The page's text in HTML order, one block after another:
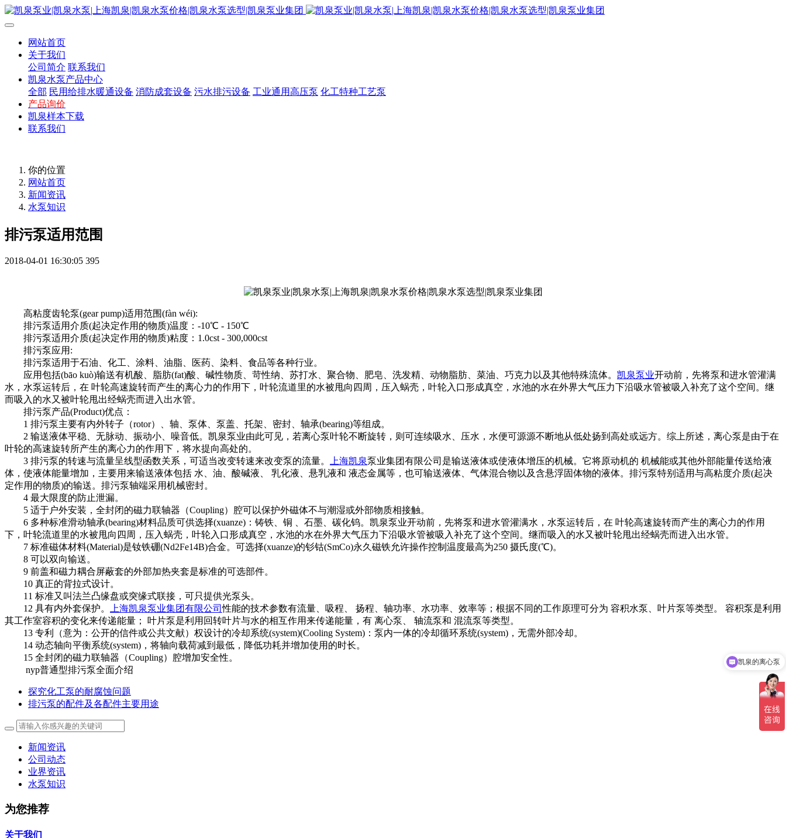
网站首页
关于我们
公司简介 联系我们
凯泉水泵产品中心
全部 民用给排水暖通设备 消防成套设备 污水排污设备 工业通用高压泵 化工特种工艺泵
产品询价
凯泉样本下载
联系我们
你的位置
网站首页
新闻资讯
水泵知识
排污泵适用范围
2018-04-01 16:30:05 395
高粘度齿轮泵(gear pump)适用范围(fàn wéi):
排污泵适用介质(起决定作用的物质)温度：-10℃ - 150℃
排污泵适用介质(起决定作用的物质)粘度：1.0cst - 300,000cst
排污泵应用:
排污泵适用于石油、化工、涂料、油脂、医药、染料、食品等各种行业。
应用包括(bāo kuò)输送有机酸、脂肪(fat)酸、碱性物质、苛性纳、苏打水、聚合物、肥皂、洗发精、动物脂肪、菜油、巧克力以及其他特殊流体。 凯泉泵业开动前，先将泵和进水管灌满
水，水泵运转后，在 叶轮高速旋转而产生的离心力的作用下，叶轮流道里的水被甩向四周，压入蜗壳，叶轮入口形成真空，水池的水在外界大气压力下沿吸水管被吸入补充了这个空间。继
而吸入的水又被叶轮甩出经蜗壳而进入出水管。
排污泵产品(Product)优点：
1 排污泵主要有内外转子（rotor）、轴、泵体、泵盖、托架、密封、轴承(bearing)等组成。
2 输送液体平稳、无脉动、振动小、噪音低。凯泉泵业由此可见，若离心泵叶轮不断旋转，则可连续吸水、压水，水便可源源不断地从低处扬到高处或远方。综上所述，离心泵是由于在
叶轮的高速旋转所产生的离心力的作用下，将水提向高处的。
3 排污泵的转速与流量呈线型函数关系，可适当改变转速来改变泵的流量。
上海凯泉泵业集团有限公司是输送液体或使液体增压的机械。它将原动机的 机械能或其他外部能量传送给液
体，使液体能量增加，主要用来输送液体包括 水、油、酸碱液、 乳化液、悬乳液和 液态金属等，也可输送液体、气体混合物以及含悬浮固体物的液体。排污泵特别适用与高粘度介质(起决
定作用的物质)的输送。排污泵轴端采用机械密封。
4 最大限度的防止泄漏。
5 适于户外安装，全封闭的磁力联轴器（Coupling）腔可以保护外磁体不与潮湿或外部物质相接触。
6 多种标准滑动轴承(bearing)材料品质可供选择(xuanze)：铸铁、铜 、石墨、碳化钨。凯泉泵业开动前，先将泵和进水管灌满水，水泵运转后，在 叶轮高速旋转而产生的离心力的作用
下，叶轮流道里的水被甩向四周，压入蜗壳，叶轮入口形成真空，水池的水在外界大气压力下沿吸水管被吸入补充了这个空间。继而吸入的水又被叶轮甩出经蜗壳而进入出水管。
7 标准磁体材料(Material)是钕铁硼(Nd2Fe14B)合金。可选择(xuanze)的钐钴(SmCo)永久磁铁允许操作控制温度最高为250 摄氏度(℃)。
8 可以双向输送。
9 前盖和磁力耦合屏蔽套的外部加热夹套是标准的可选部件。
10 真正的背拉式设计。
11 标准又叫法兰凸缘盘或突缘式联接，可只提供光泵头。
12 具有内外套保护。
上海凯泉泵业集团有限公司性能的技术参数有流量、吸程、 扬程、轴功率、水功率、效率等；根据不同的工作原理可分为 容积水泵、叶片泵等类型。 容积泵是利用
其工作室容积的变化来传递能量； 叶片泵是利用回转叶片与水的相互作用来传递能量，有 离心泵、 轴流泵和 混流泵等类型。
13 专利（意为：公开的信件或公共文献）权设计的冷却系统(system)(Cooling System)：泵内一体的冷却循环系统(system)，无需外部冷却。
14 动态轴向平衡系统(system)，将轴向载荷减到最低，降低功耗并增加使用的时长。
15 全封闭的磁力联轴器（Coupling）腔增加安全性。
nyp普通型排污泵全面介绍
探究化工泵的耐腐蚀问题
排污泵的配件及各配件主要用途
新闻资讯
公司动态
业界资讯
水泵知识
为您推荐
关于我们
凯泉的离心泵